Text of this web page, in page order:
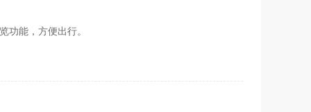
功能，方便出行。